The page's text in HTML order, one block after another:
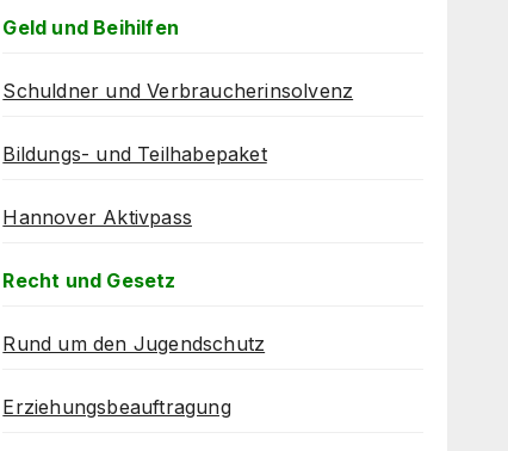
Geld und Beihilfen
Schuldner und Verbraucherinsolvenz
Bildungs- und Teilhabepaket
Hannover Aktivpass
Recht und Gesetz
Rund um den Jugendschutz
Erziehungsbeauftragung